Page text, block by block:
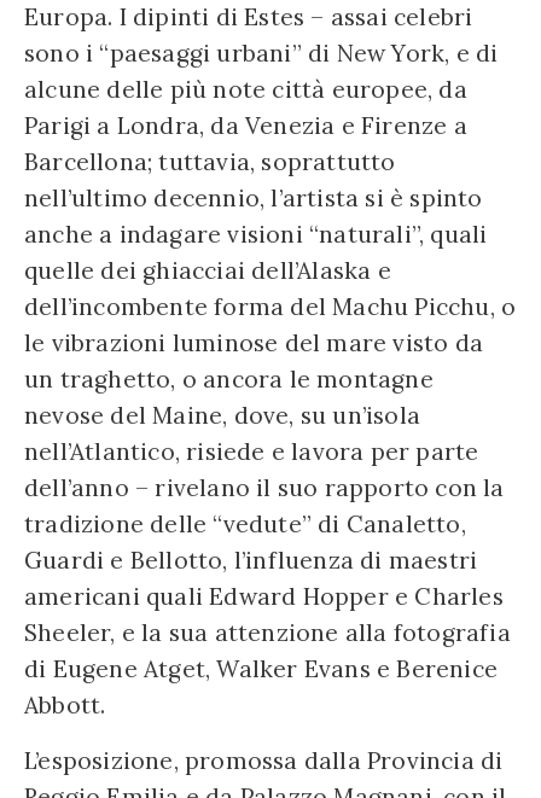
Europa. I dipinti di Estes – assai celebri
sono i “paesaggi urbani” di New York, e di
alcune delle più note città europee, da
Parigi a Londra, da Venezia e Firenze a
Barcellona; tuttavia, soprattutto
nell’ultimo decennio, l’artista si è spinto
anche a indagare visioni “naturali”, quali
quelle dei ghiacciai dell’Alaska e
dell’incombente forma del Machu Picchu, o
le vibrazioni luminose del mare visto da
un traghetto, o ancora le montagne
nevose del Maine, dove, su un’isola
nell’Atlantico, risiede e lavora per parte
dell’anno – rivelano il suo rapporto con la
tradizione delle “vedute” di Canaletto,
Guardi e Bellotto, l’influenza di maestri
americani quali Edward Hopper e Charles
Sheeler, e la sua attenzione alla fotografia
di Eugene Atget, Walker Evans e Berenice
Abbott.
L’esposizione, promossa dalla Provincia di